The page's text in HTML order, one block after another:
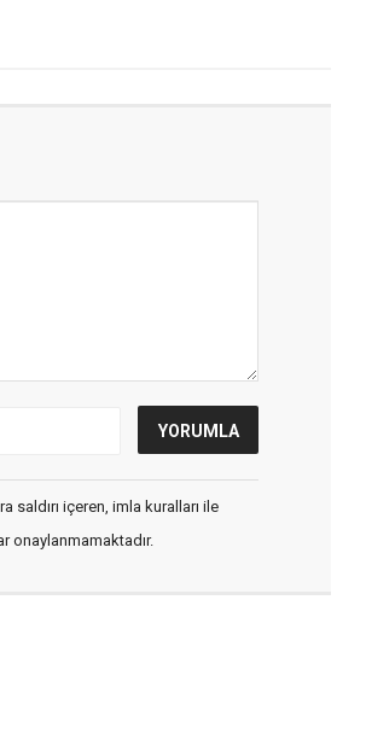
saldırı içeren, imla kuralları ile
onaylanmamaktadır.